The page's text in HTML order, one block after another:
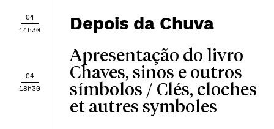
04
14h30
Depois da Chuva
04
18h30
Apresentação do livro
Chaves, sinos e outros
símbolos / Clés, cloches
et autres symboles